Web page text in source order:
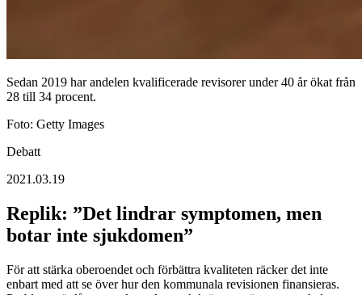
Sedan 2019 har andelen kvalificerade revisorer under 40 år ökat från
28 till 34 procent.
Foto: Getty Images
Debatt
2021.03.19
Replik: ”Det lindrar symptomen, men
botar inte sjukdomen”
För att stärka oberoendet och förbättra kvaliteten räcker det inte
enbart med att se över hur den kommunala revisionen finansieras.